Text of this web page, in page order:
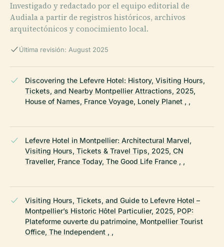
Investigado y redactado por el equipo editorial de
Audiala a partir de registros históricos, archivos
arquitectónicos y conocimiento local.
Última revisión: August 2025
Discovering the Lefevre Hotel: History, Visiting Hours,
Tickets, and Nearby Montpellier Attractions, 2025,
House of Names, France Voyage, Lonely Planet , ,
Lefevre Hotel in Montpellier: Architectural Marvel,
Visiting Hours, Tickets & Travel Tips, 2025, CN
Traveller, France Today, The Good Life France , ,
Visiting Hours, Tickets, and Guide to Lefevre Hotel –
Montpellier’s Historic Hôtel Particulier, 2025, POP:
Plateforme ouverte du patrimoine, Montpellier Tourist
Office, The Independent , ,